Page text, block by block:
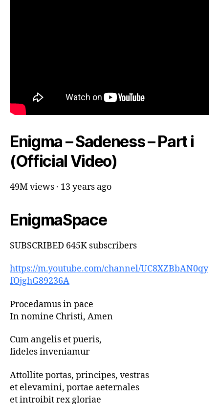
Enigma – Sadeness – Part i
(Official Video)
49M views · 13 years ago
EnigmaSpace
SUBSCRIBED 645K subscribers
https://m.youtube.com/channel/UC8XZBbAN0qy
fOjghG89236A
Procedamus in pace
In nomine Christi, Amen
Cum angelis et pueris,
fideles inveniamur
Attollite portas, principes, vestras
et elevamini, portae aeternales
et introibit rex gloriae